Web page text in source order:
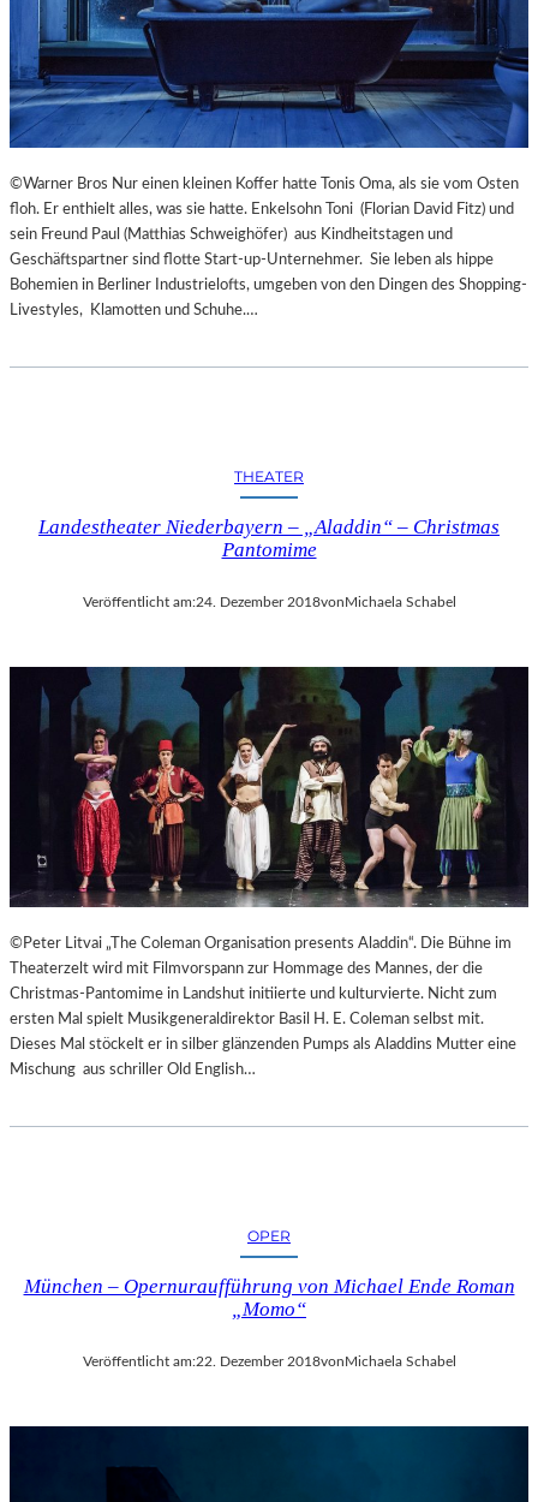
©Warner Bros Nur einen kleinen Koffer hatte Tonis Oma, als sie vom Osten
floh. Er enthielt alles, was sie hatte. Enkelsohn Toni (Florian David Fitz) und
sein Freund Paul (Matthias Schweighöfer) aus Kindheitstagen und
Geschäftspartner sind flotte Start-up-Unternehmer. Sie leben als hippe
Bohemien in Berliner Industrielofts, umgeben von den Dingen des Shopping-
Livestyles, Klamotten und Schuhe.…
THEATER
Landestheater Niederbayern – „Aladdin“ – Christmas
Pantomime
Veröffentlicht am:24. Dezember 2018vonMichaela Schabel
©Peter Litvai „The Coleman Organisation presents Aladdin“. Die Bühne im
Theaterzelt wird mit Filmvorspann zur Hommage des Mannes, der die
Christmas-Pantomime in Landshut initiierte und kulturvierte. Nicht zum
ersten Mal spielt Musikgeneraldirektor Basil H. E. Coleman selbst mit.
Dieses Mal stöckelt er in silber glänzenden Pumps als Aladdins Mutter eine
Mischung aus schriller Old English…
OPER
München – Opernuraufführung von Michael Ende Roman
„Momo“
Veröffentlicht am:22. Dezember 2018von Michaela Schabel